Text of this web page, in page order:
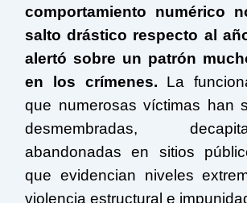
comportamiento numérico
salto drástico respecto al
alertó sobre un patrón
en los crímenes. La
que numerosas víctimas han
desmembradas,
abandonadas en sitios
que evidencian niveles
violencia estructural e